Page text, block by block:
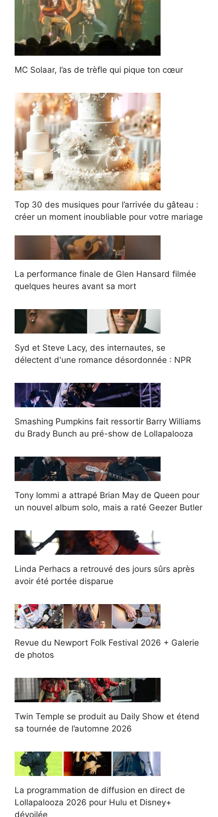
MC Solaar, l’as de trèfle qui pique ton cœur
Top 30 des musiques pour l’arrivée du gâteau :
créer un moment inoubliable pour votre mariage
La performance finale de Glen Hansard filmée
quelques heures avant sa mort
Syd et Steve Lacy, des internautes, se
délectent d'une romance désordonnée : NPR
Smashing Pumpkins fait ressortir Barry Williams
du Brady Bunch au pré-show de Lollapalooza
Tony Iommi a attrapé Brian May de Queen pour
un nouvel album solo, mais a raté Geezer Butler
Linda Perhacs a retrouvé des jours sûrs après
avoir été portée disparue
Revue du Newport Folk Festival 2026 + Galerie
de photos
Twin Temple se produit au Daily Show et étend
sa tournée de l’automne 2026
La programmation de diffusion en direct de
Lollapalooza 2026 pour Hulu et Disney+
dévoilée